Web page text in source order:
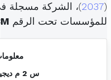
(
2037)، الشركة مسجلة
للمؤسسات تحت الرقم
س 2 م ديجيتال ش م م